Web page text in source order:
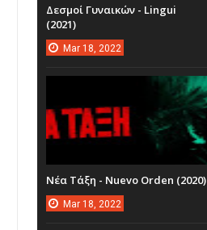
Δεσμοί Γυναικών - Lingui
(2021)
Mar 18, 2022
Νέα Τάξη - Nuevo Orden (2020)
Mar 18, 2022